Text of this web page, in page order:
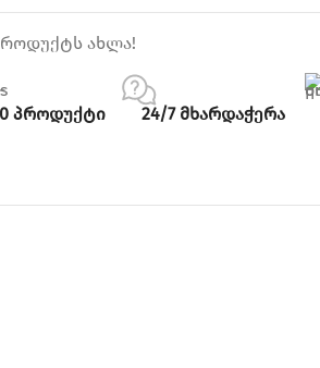
ახლა!
პროდუქტი 24/7 მხარდაჭერა